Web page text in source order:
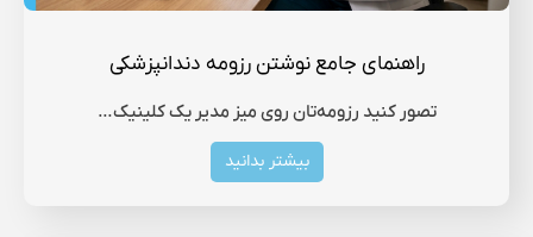
راهنمای جامع نوشتن رزومه دندانپزشکی
تصور کنید رزومه‌تان روی میز مدیر یک کلینیک…
بیشتر بدانید